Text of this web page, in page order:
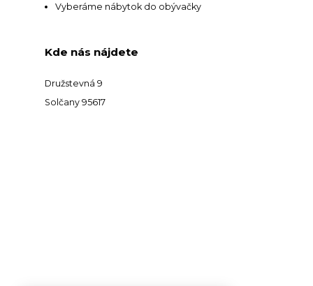
Vyberáme nábytok do obývačky
Kde nás nájdete
Družstevná 9
Solčany 95617